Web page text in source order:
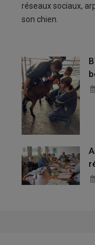
réseaux sociaux,
son chien.